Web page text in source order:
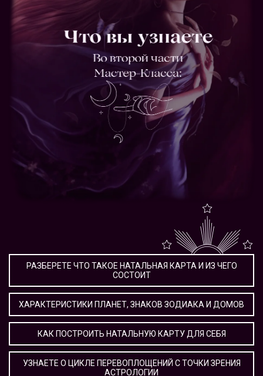
РАЗБЕРЕТЕ ЧТО ТАКОЕ НАТАЛЬНАЯ КАРТА И ИЗ ЧЕГО
СОСТОИТ
ХАРАКТЕРИСТИКИ ПЛАНЕТ, ЗНАКОВ ЗОДИАКА И ДОМОВ
КАК ПОСТРОИТЬ НАТАЛЬНУЮ КАРТУ ДЛЯ СЕБЯ
УЗНАЕТЕ О ЦИКЛЕ ПЕРЕВОПЛОЩЕНИЙ С ТОЧКИ ЗРЕНИЯ
АСТРОЛОГИИ